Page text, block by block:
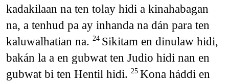
kadakilaan na ten tolay hidi a kinahabagan
na, a tenhud pa ay inhanda na dán para ten
kaluwalhatian na. 24 Sikitam en dinulaw hidi,
bakán la a en gubwat ten Judio hidi nan en
gubwat bi ten Hentil hidi. 25 Kona háddi en